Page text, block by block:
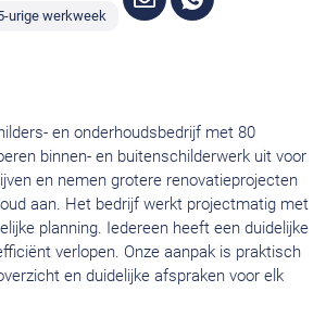
urige werkweek
en onderhoudsbedrijf met 80
binnen- en buitenschilderwerk uit voor
en nemen grotere renovatieprojecten
aan. Het bedrijf werkt projectmatig met
planning. Iedereen heeft een duidelijke
verlopen. Onze aanpak is praktisch
en duidelijke afspraken voor elk